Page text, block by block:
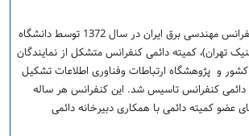
پس از برگزاری اولین کنفرانس مهندسی برق ایران در سال 1372 توسط دانشگاه
تهران)، کمیته دائمی کنفرانس متشکل از نمایندگان
و پژوهشگاه ارتباطات وفناوری اطلاعات تشکیل
دائمی کنفرانس تاسیس شد. این کنفرانس هر ساله
عضو کمیته دائمی با همکاری دبیرخانه دائمی